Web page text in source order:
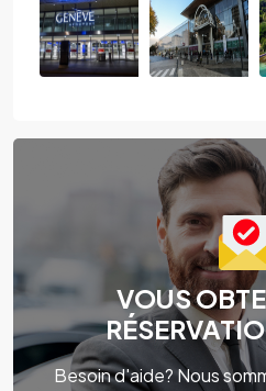
VOUS
Besoin d'aide? Nous